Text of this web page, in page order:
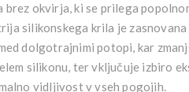
brez okvirja, ki se prilega
silikonskega krila je
dolgotrajnimi potopi, kar
silikonu, ter vključuje izbiro
vidljivost v vseh pogojih.